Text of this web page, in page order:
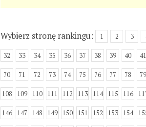
Wybierz stronę rankingu: 1 2 3
32 33 34 35 36 37 38 39 40 41
70 71 72 73 74 75 76 77 78 79
108 109 110 111 112 113 114 115 116
146 147 148 149 150 151 152 153 154